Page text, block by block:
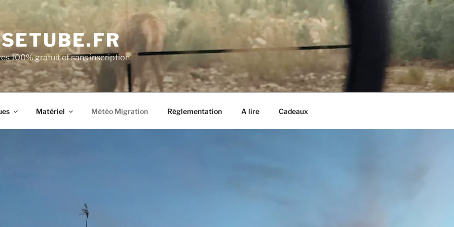
100% gratuit et sans inscription
Matériel Météo Migration Réglementation A lire Cadeaux